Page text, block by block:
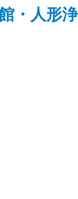
・人形浄